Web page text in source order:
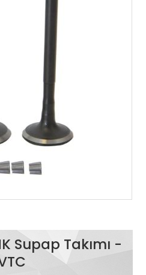
Supap Takımı -